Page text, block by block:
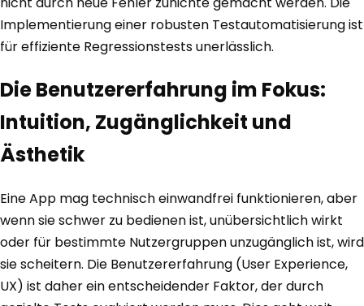
Implementierung einer robusten Testautomatisierung ist
für effiziente Regressionstests unerlässlich.
Die Benutzererfahrung im Fokus:
Intuition, Zugänglichkeit und
Ästhetik
Eine App mag technisch einwandfrei funktionieren, aber
wenn sie schwer zu bedienen ist, unübersichtlich wirkt
oder für bestimmte Nutzergruppen unzugänglich ist, wird
sie scheitern. Die Benutzererfahrung (User Experience,
UX) ist daher ein entscheidender Faktor, der durch